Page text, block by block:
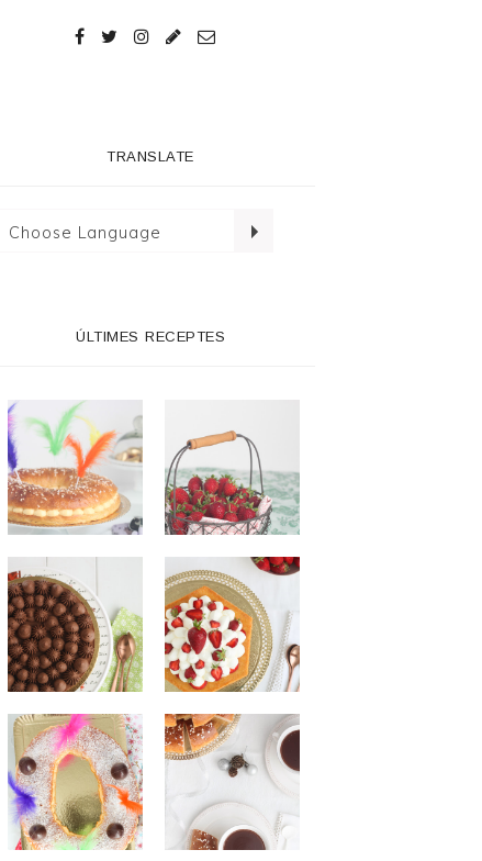
TRANSLATE
ÚLTIMES RECEPTES